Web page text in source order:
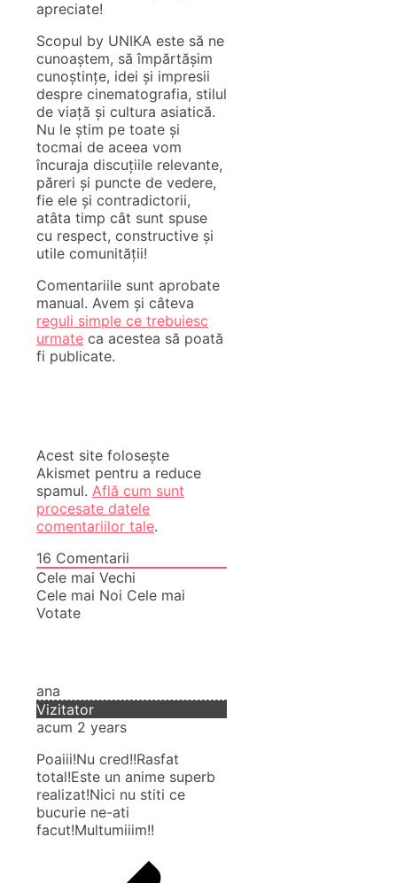
apreciate!
Scopul by UNIKA este să ne
cunoaștem, să împărtășim
cunoștințe, idei și impresii
despre cinematografia, stilul
de viață și cultura asiatică.
Nu le știm pe toate și
tocmai de aceea vom
încuraja discuțiile relevante,
păreri și puncte de vedere,
fie ele și contradictorii,
atâta timp cât sunt spuse
cu respect, constructive și
utile comunității!
Comentariile sunt aprobate
manual. Avem și câteva
reguli simple ce trebuiesc
urmate ca acestea să poată
fi publicate.
Acest site folosește
Akismet pentru a reduce
spamul. Află cum sunt
procesate datele
comentariilor tale.
16 Comentarii
Cele mai Vechi
Cele mai Noi Cele mai
Votate
ana
Vizitator
acum 2 years
Poaiii!Nu cred!!Rasfat
total!Este un anime superb
realizat!Nici nu stiti ce
bucurie ne-ati
facut!Multumiiim!!